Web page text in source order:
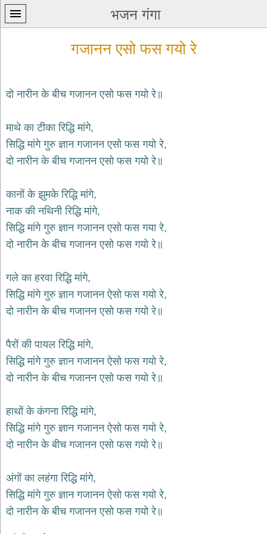
भजन गंगा
पन्ना
home
कृष्ण
bhajans
शिव
भजन
shiv
bhajans
भजन
hanuman
bhajans
साईं
sai
bhajans
जैन
भजन
दुर्गा
भजन
durga
bhajans
गणेश
भजन
ganesh
bhajans
गजानन एसो फस गयो रे
दो नारीन के बीच गजानन एसो फस गयो रे॥
माथे का टीका रिद्धि मांगे,
सिद्धि मांगे गुरु ज्ञान गजानन एसो फस गयो रे,
दो नारीन के बीच गजानन एसो फस गयो रे॥
कानों के झुमके रिद्धि मांगे,
नाक की नथिनी रिद्धि मांगे,
सिद्धि मांगे गुरु ज्ञान गजानन एसो फस गया रे,
दो नारीन के बीच गजानन एसो फस गयो रे॥
गले का हरवा रिद्धि मांगे,
सिद्धि मांगे गुरु ज्ञान गजानन ऐसो फस गयो रे,
दो नारीन के बीच गजानन एसो फस गयो रे॥
पैरों की पायल रिद्धि मांगे,
सिद्धि मांगे गुरु ज्ञान गजानन ऐसो फस गयो रे,
दो नारीन के बीच गजानन एसो फस गयो रे॥
हाथों के कंगना रिद्धि मांगे,
सिद्धि मांगे गुरु ज्ञान गजानन ऐसो फस गयो रे,
दो नारीन के बीच गजानन एसो फस गयो रे॥
अंगों का लहंगा रिद्धि मांगे,
सिद्धि मांगे गुरु ज्ञान गजानन ऐसो फस गयो रे,
दो नारीन के बीच गजानन एसो फस गयो रे॥